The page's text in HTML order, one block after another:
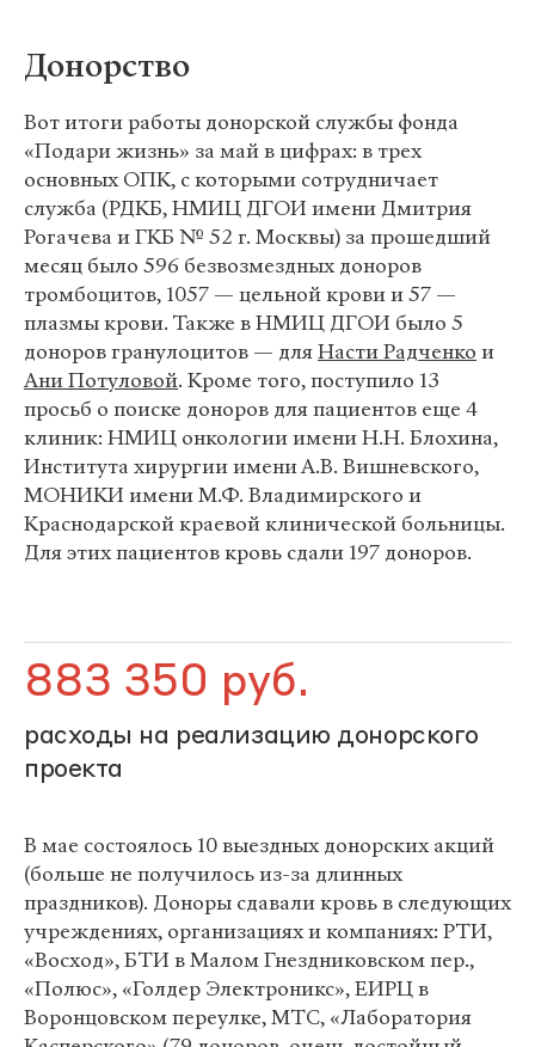
Донорство
Вот итоги работы донорской службы фонда
«Подари жизнь» за май в цифрах: в трех
основных ОПК, с которыми сотрудничает
служба (РДКБ, НМИЦ ДГОИ имени Дмитрия
Рогачева и ГКБ № 52 г. Москвы) за прошедший
месяц было 596 безвозмездных доноров
тромбоцитов, 1057 — цельной крови и 57 —
плазмы крови. Также в НМИЦ ДГОИ было 5
доноров гранулоцитов — дляНасти Радченко и
Ани Потуловой. Кроме того, поступило 13
просьб о поиске доноров для пациентов еще 4
клиник: НМИЦ онкологии имени Н.Н. Блохина,
Института хирургии имени А.В. Вишневского,
МОНИКИ имени М.Ф. Владимирского и
Краснодарской краевой клинической больницы.
Для этих пациентов кровь сдали 197 доноров.
883 350 руб.
расходы на реализацию донорского
проекта
В мае состоялось 10 выездных донорских акций
(больше не получилось из-за длинных
праздников). Доноры сдавали кровь в следующих
учреждениях, организациях и компаниях: РТИ,
«Восход», БТИ в Малом Гнездниковском пер.,
«Полюс», «Голдер Электроникс», ЕИРЦ в
Воронцовском переулке, МТС, «Лаборатория